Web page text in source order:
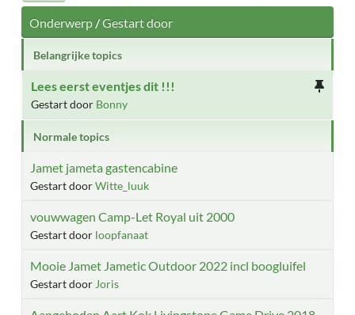
Onderwerp/Gestart door
Belangrijke topics
Lees eerst eventjes dit !!!
Gestart door Bonny
Normale topics
Jamet jameta gastencabine
Gestart doorWitte_luuk
vouwwagen Camp-Let Royal uit 2000
Gestart door loopfanaat
Mooie Jamet Jametic Outdoor 2022 incl boogluifel
Gestart door Joris